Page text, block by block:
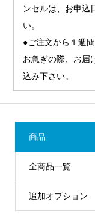
ンセルは、お申込
い。
●ご注文から１週
お急ぎの際、お届
込み下さい。
商品
全商品一覧
追加オプション